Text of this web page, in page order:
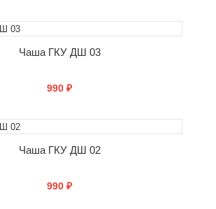
О ПОСТУПЛЕНИИ
Чаша ГКУ ДШ 03
990 ₽
О ПОСТУПЛЕНИИ
Чаша ГКУ ДШ 02
990 ₽